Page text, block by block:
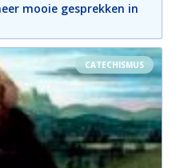
mooie gesprekken in
CATECHISMUS